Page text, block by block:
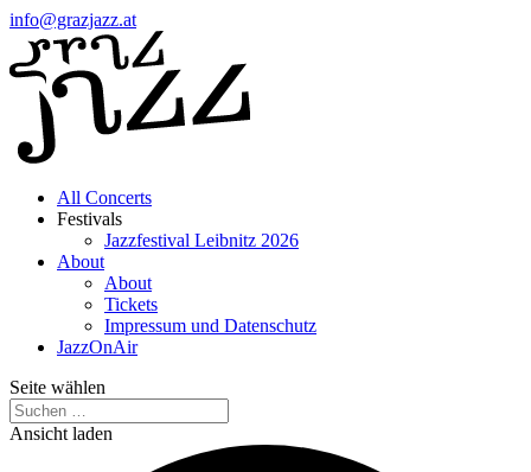
info@grazjazz.at
All Concerts
Festivals
Jazzfestival Leibnitz 2026
About
About
Tickets
Impressum und Datenschutz
JazzOnAir
Seite wählen
Ansicht laden